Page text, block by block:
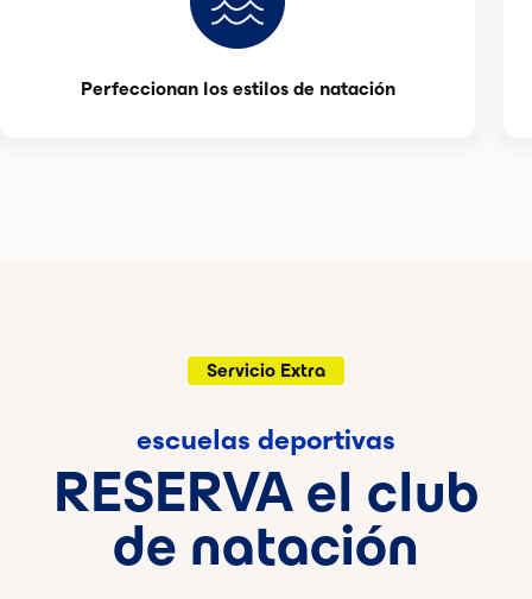
Perfeccionan los estilos de natación
Servicio Extra
escuelas deportivas
RESERVA el club
de natación